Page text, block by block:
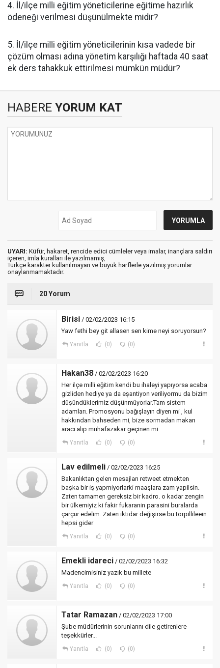
4. İl/ilçe milli eğitim yöneticilerine eğitime hazırlık
ödeneği verilmesi düşünülmekte midir?
5. İl/ilçe milli eğitim yöneticilerinin kısa vadede bir
çözüm olması adına yönetim karşılığı haftada 40 saat
ek ders tahakkuk ettirilmesi mümkün müdür?
HABERE YORUM KAT
UYARI: Küfür, hakaret, rencide edici cümleler veya imalar, inançlara saldırı
içeren, imla kuralları ile yazılmamış,
Türkçe karakter kullanılmayan ve büyük harflerle yazılmış yorumlar
onaylanmamaktadır.
20 Yorum
Birisi / 02/02/2023 16:15
Yaw fethi bey git allasen sen kime neyi soruyorsun?
Yanıtla (0) (0)
Hakan38 / 02/02/2023 16:20
Her ilçe milli eğitim kendi bu ihaleyi yapıyorsa acaba
gizliden hediye ya da eşantiyon veriliyormu da bizim
düşündüklerimiz düşünmüyorlar.Tam sistem
adamları. Promosyonu bağışlayın diyen mi , kul
hakkından bahseden mi, bize sormadan makan
aracı alıp muhafazakar geçinen mi
Yanıtla (0) (0)
Lav edilmeli / 02/02/2023 16:25
Bakanlıktan gelen mesajları retweet etmekten
başka bir iş yapmiyorlarki maaşlara zam yapilsin.
Zaten tamamen gereksiz bir kadro. o kadar zengin
bir ülkemiyiz ki fakir fukaranin parasini buralarda
çarçur edelim. Zaten iktidar değişirse bu torpillileein
hepsi gider
Yanıtla (0) (0)
Emekli idareci / 02/02/2023 16:32
Madencimisiniz yazık bu millete
Yanıtla (0) (0)
Tatar Ramazan / 02/02/2023 17:00
Şube müdürlerinin sorunlarını dile getirenlere
teşekkürler...
Yanıtla (0) (0)